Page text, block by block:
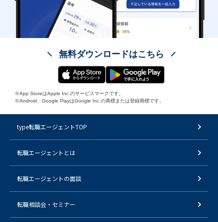
無料ダウンロードはこちら
※App StoreはApple Inc.のサービスマークです。
※Android、Google PlayはGoogle Inc.の商標または登録商標です。
type転職エージェントTOP
転職エージェントとは
転職エージェントの面談
転職相談会・セミナー